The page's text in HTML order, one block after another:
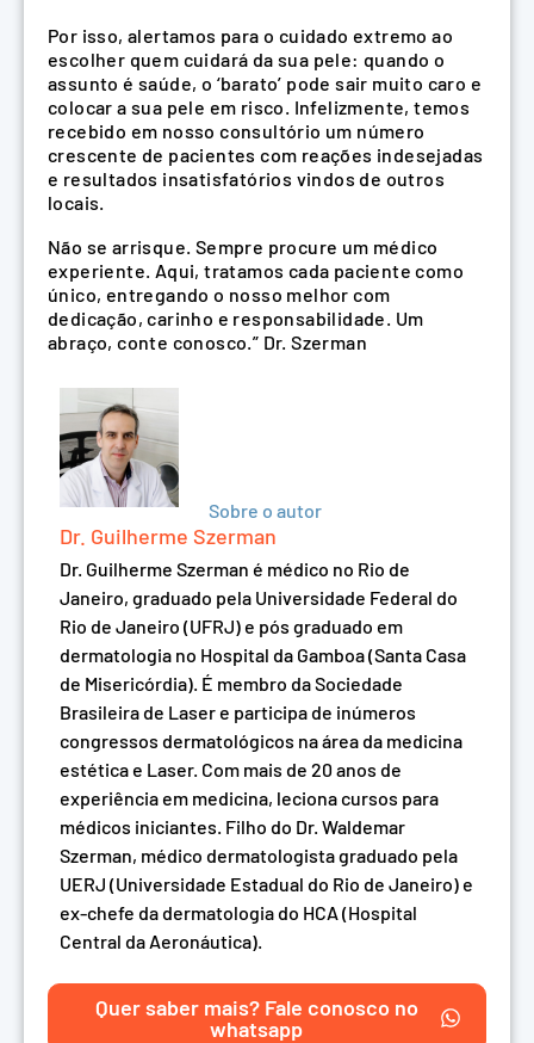
Por isso, alertamos para o cuidado extremo ao
escolher quem cuidará da sua pele: quando o
assunto é saúde, o ‘barato’ pode sair muito caro e
colocar a sua pele em risco. Infelizmente, temos
recebido em nosso consultório um número
crescente de pacientes com reações indesejadas
e resultados insatisfatórios vindos de outros
locais.
Não se arrisque. Sempre procure um médico
experiente. Aqui, tratamos cada paciente como
único, entregando o nosso melhor com
dedicação, carinho e responsabilidade. Um
abraço, conte conosco.” Dr. Szerman
Sobre o autor
Dr. Guilherme Szerman
Dr. Guilherme Szerman é médico no Rio de
Janeiro, graduado pela Universidade Federal do
Rio de Janeiro (UFRJ) e pós graduado em
dermatologia no Hospital da Gamboa (Santa Casa
de Misericórdia). É membro da Sociedade
Brasileira de Laser e participa de inúmeros
congressos dermatológicos na área da medicina
estética e Laser. Com mais de 20 anos de
experiência em medicina, leciona cursos para
médicos iniciantes. Filho do Dr. Waldemar
Szerman, médico dermatologista graduado pela
UERJ (Universidade Estadual do Rio de Janeiro) e
ex-chefe da dermatologia do HCA (Hospital
Central da Aeronáutica).
Quer saber mais? Fale conosco no
whatsapp